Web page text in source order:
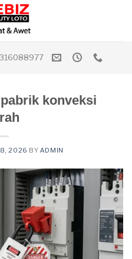
konveksi
2026 BY ADMIN